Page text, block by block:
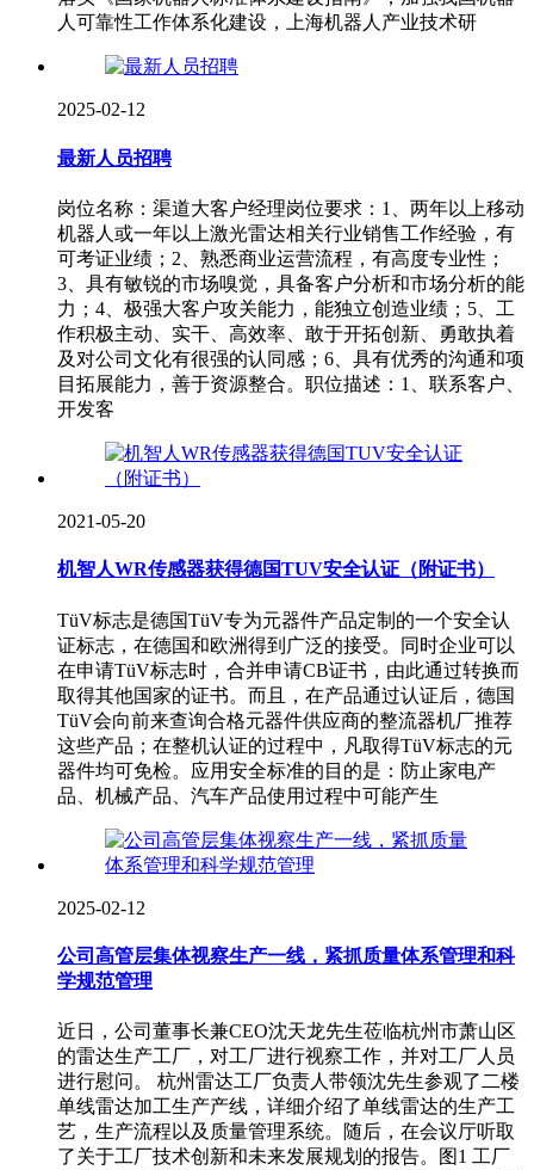
人可靠性工作体系化建设，上海机器人产业技术研
2025-02-12
最新人员招聘
岗位名称：渠道大客户经理岗位要求：1、两年以上移动
机器人或一年以上激光雷达相关行业销售工作经验，有
可考证业绩；2、熟悉商业运营流程，有高度专业性；
3、具有敏锐的市场嗅觉，具备客户分析和市场分析的能
力；4、极强大客户攻关能力，能独立创造业绩；5、工
作积极主动、实干、高效率、敢于开拓创新、勇敢执着
及对公司文化有很强的认同感；6、具有优秀的沟通和项
目拓展能力，善于资源整合。职位描述：1、联系客户、
开发客
2021-05-20
机智人WR传感器获得德国TUV安全认证（附证书）
TüV标志是德国TüV专为元器件产品定制的一个安全认
证标志，在德国和欧洲得到广泛的接受。同时企业可以
在申请TüV标志时，合并申请CB证书，由此通过转换而
取得其他国家的证书。而且，在产品通过认证后，德国
TüV会向前来查询合格元器件供应商的整流器机厂推荐
这些产品；在整机认证的过程中，凡取得TüV标志的元
器件均可免检。应用安全标准的目的是：防止家电产
品、机械产品、汽车产品使用过程中可能产生
2025-02-12
公司高管层集体视察生产一线，紧抓质量体系管理和科
学规范管理
近日，公司董事长兼CEO沈天龙先生莅临杭州市萧山区
的雷达生产工厂，对工厂进行视察工作，并对工厂人员
进行慰问。 杭州雷达工厂负责人带领沈先生参观了二楼
单线雷达加工生产产线，详细介绍了单线雷达的生产工
艺，生产流程以及质量管理系统。随后，在会议厅听取
了关于工厂技术创新和未来发展规划的报告。图1 工厂